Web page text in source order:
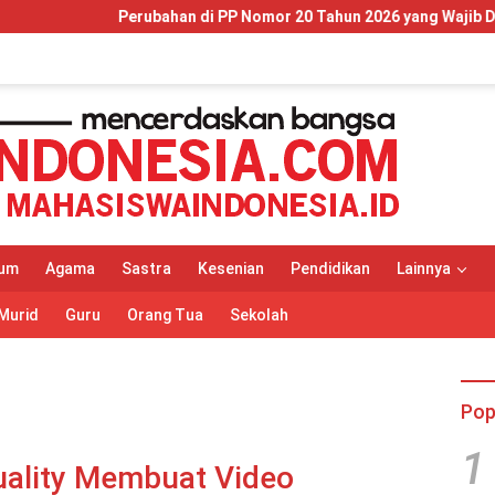
di PP Nomor 20 Tahun 2026 yang Wajib Dipahami Wajib Pajak
Agama Sastra Kesenian Pendidikan Lainnya
Murid Guru Orang Tua Sekolah
Membuat Video
1